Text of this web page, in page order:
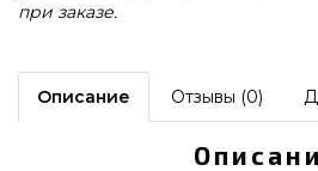
при заказе.
Описание Отзывы (0)